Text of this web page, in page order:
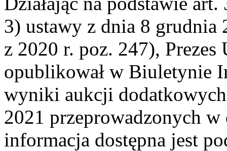
3) ustawy z dnia 8
z 2020 r. poz. 247),
opublikował w Biuletynie
wyniki aukcji dodatkowych
2021 przeprowadzonych
informacja dostępna jest